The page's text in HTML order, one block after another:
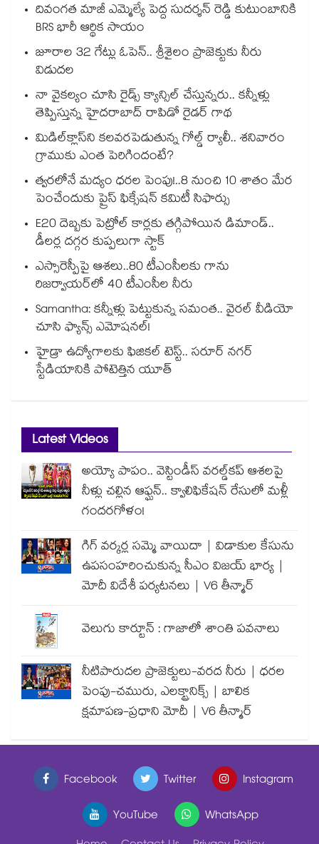
దివంగత మాజీ ఎమ్మెల్యే పెద్ద సుదర్శన్ రెడ్డి కుటుంబానికి
BRS భారీ ఆర్థిక సాయం
జూరాల 32 గేట్లు ఓపెన్.. శ్రీశైలం ప్రాజెక్టుకు నీరు
విడుదల
నా వైకల్యం చూసి రైడ్స్ క్యాన్సిల్ చేస్తున్నరు.. కన్నీళ్లు
తెప్పిస్తున్న హైదరాబాద్ రాపిడో రైడర్ గాథ
మిడిల్‌క్లాస్‌ని కలవరపెడుతున్న గోల్డ్ ర్యాలీ.. శనివారం
గ్రాముకు ఎంత పెరిగిందంటే?
త్వరలోనే మద్యం ధ‌‌ర‌‌ల పెంపు!..8 నుంచి 10 శాతం మేర
పెంచేందుకు ప్రైస్ ఫిక్సేష‌‌న్ క‌‌మిటీ సిఫార్సు
E20 దెబ్బకు పెట్రోల్ కార్లకు తగ్గిపోయిన డిమాండ్..
డీలర్ల దగ్గర కుప్పలుగా స్టాక్
ఎస్సారెస్పీపై ఆశలు..80 టీఎంసీలకు గాను
రిజర్వాయర్‌‌‌‌‌‌‌‌‌‌‌‌‌‌‌‌లో 40 టీఎంసీల నీరు
Samantha: కన్నీళ్లు పెట్టుకున్న సమంత.. వైరల్ వీడియో
చూసి ఫ్యాన్స్ ఎమోషనల్!
హైడ్రా ఉద్యోగాలకు ఫిజికల్ టెస్ట్.. సరూర్ నగర్
స్టేడియానికి పోటెత్తిన యూత్
Latest Videos
అయ్యో పాపం.. వెస్టిండీస్ వరల్డ్‌కప్ ఆశలపై
నీళ్లు చల్లిన ఆఫ్ఘన్.. క్వాలిఫికేషన్ రేసులో మళ్లీ
గందరగోళం!
గిగ్ వర్కర్ల సమ్మె వాయిదా | విడాకుల కేసును
ఉపసంహరించుకున్న సీఎం విజయ్ భార్య |
మోదీ విదేశీ పర్యటనలు | V6 తీన్మార్
వెలుగు కార్టూన్ : గాజాలో శాంతి పవనాలు
నీటిపారుదల ప్రాజెక్టులు-వరద నీరు | ధరల
పెంపు-చమురు, ఎలక్ట్రానిక్స్ | బాలిక
క్షమాపణ-ప్రధాని మోదీ | V6 తీన్మార్
Facebook Twitter
Instagram
YouTube
WhatsApp